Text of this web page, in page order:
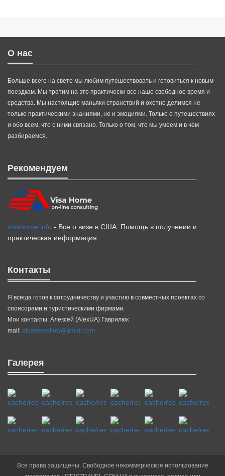
О нас
Больше всего на свете мы любим путешествовать и готовиться к новым
поездкам. Мы тратим на это практически все наше свободное время и
средства. Мы настоящие маньяки странствий и охотно делимся не
только практическими знаниями, но и эмоциями. Только о путешествиях
и обо всем, что с ними связано. Только о том, что мы умеем и в чем
разбираемся.
Рекомендуем
visahome.info - Все о визе в США. Помощь в получении и
практическая информация
Контакты
Я всегда готов к сотрудничеству и участию в совместных проектах со
спонсорами и туристическими фирмами.
Мои контакты: Алексей (AlexUA) Гаврилюк
mail: alexeysvetlow@gmail.com
Галерея
Все права защищены. Свободное некоммерческое использование